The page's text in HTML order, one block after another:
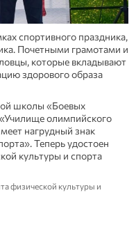
спортивного праздника,
Почетными грамотами и
которые вкладывают
здорового образа
школы «Боевых
олимпийского
нагрудный знак
Теперь удостоен
культуры и спорта
физической культуры и